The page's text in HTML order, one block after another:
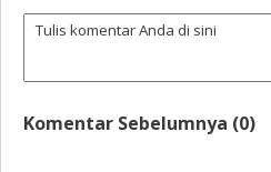
Komentar Sebelumnya (0)